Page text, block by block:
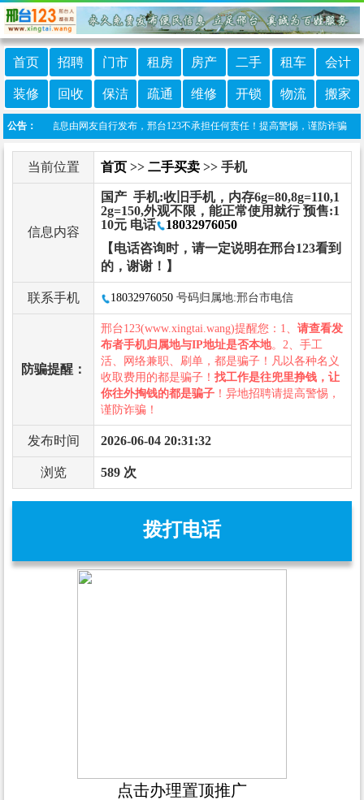
首页 招聘 门市 租房 房产 二手 租车 会计
装修 回收 保洁 疏通 维修 开锁 物流 搬家
公告：
本栏目信息由网友自行发布，邢台123不承担任何责任！提高警惕，谨防诈骗！做
当前位置 首页 >> 二手买卖 >> 手机
信息内容
国产 手机:收旧手机，内存6g=80,8g=110,1
2g=150,外观不限，能正常使用就行 预售:1
10元 电话
18032976050
【电话咨询时，请一定说明在邢台123看到
的，谢谢！】
联系手机 18032976050 号码归属地:邢台市电信
防骗提醒：
邢台123(www.xingtai.wang)提醒您：1、 请查看发
布者手机归属地与IP地址是否本地。2、手工
活、网络兼职、刷单，都是骗子！凡以各种名义
收取费用的都是骗子！ 找工作是往兜里挣钱，让
你往外掏钱的都是骗子 ！异地招聘请提高警惕，
谨防诈骗！
发布时间 2026-06-04 20:31:32
浏览 589 次
拨打电话
点击办理置顶推广